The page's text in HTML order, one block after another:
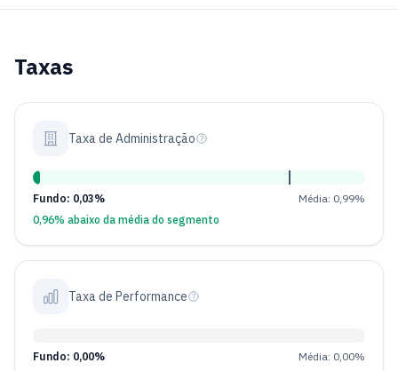
Taxas
Taxa de Administração
Fundo: 0,03%
Média: 0,99%
0,96% abaixo da média do segmento
Taxa de Performance
Fundo: 0,00% Média: 0,00%